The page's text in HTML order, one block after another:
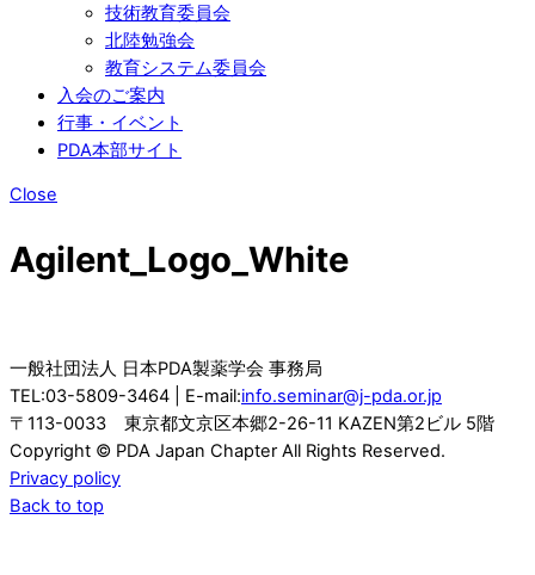
技術教育委員会
北陸勉強会
教育システム委員会
入会のご案内
行事・イベント
PDA本部サイト
Close
Agilent_Logo_White
一般社団法人 日本PDA製薬学会 事務局
TEL:03-5809-3464 | E-mail:info.seminar@j-pda.or.jp
〒113-0033 東京都文京区本郷2-26-11 KAZEN第2ビル 5階
Copyright © PDA Japan Chapter All Rights Reserved.
Privacy policy
Back to top